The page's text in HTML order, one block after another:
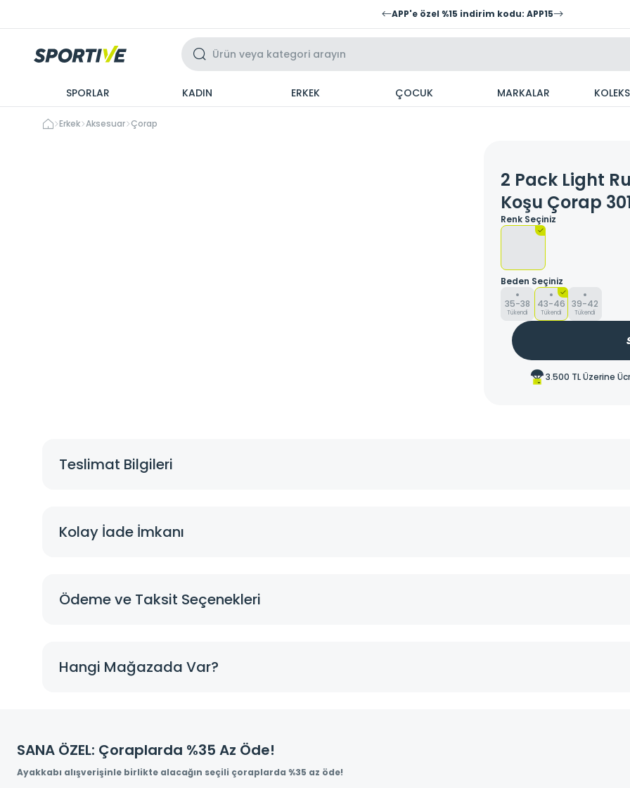
APP'e özel %15 indirim kodu: APP15
SPORLAR KADIN ERKEK ÇOCUK MARKALAR
Erkek Aksesuar Çorap
2 Pack Light
Koşu Çorap
Renk Seçiniz
Beden Seçiniz
35-38
Tükendi
43-46
Tükendi
39-42
Tükendi
3.500 TL Üzerine
Teslimat Bilgileri
Kolay İade İmkanı
Ödeme ve Taksit Seçenekleri
Hangi Mağazada Var?
SANA ÖZEL: Çoraplarda %35 Az Öde!
Ayakkabı alışverişinle birlikte alacağın seçili çoraplarda %35 az öde!